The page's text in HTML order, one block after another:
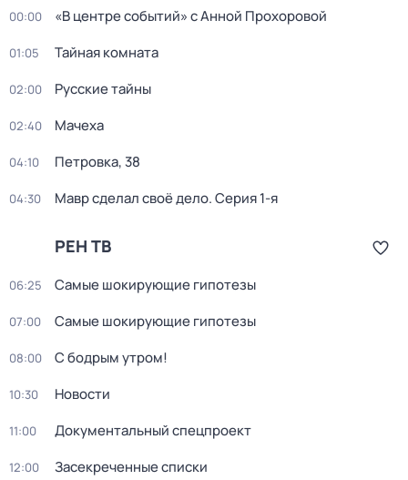
00:00 «В центре событий» с Анной Прохоровой
01:05 Тайная комната
02:00 Русские тайны
02:40 Мачеха
04:10 Петровка, 38
04:30 Мавр сделал своё дело. Серия 1-я
РЕН ТВ
06:25 Самые шoкиpующие гипотезы
07:00 Самые шoкиpующие гипотезы
08:00 С бодрым утром!
10:30 Новости
11:00 Документальный спецпроект
12:00 Зacекрeченные cписки